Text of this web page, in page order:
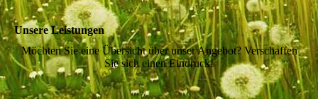
Unsere Leistungen
Möchten Sie eine Übersicht über unser Angebot? Verschaffen
Sie sich einen Eindruck!